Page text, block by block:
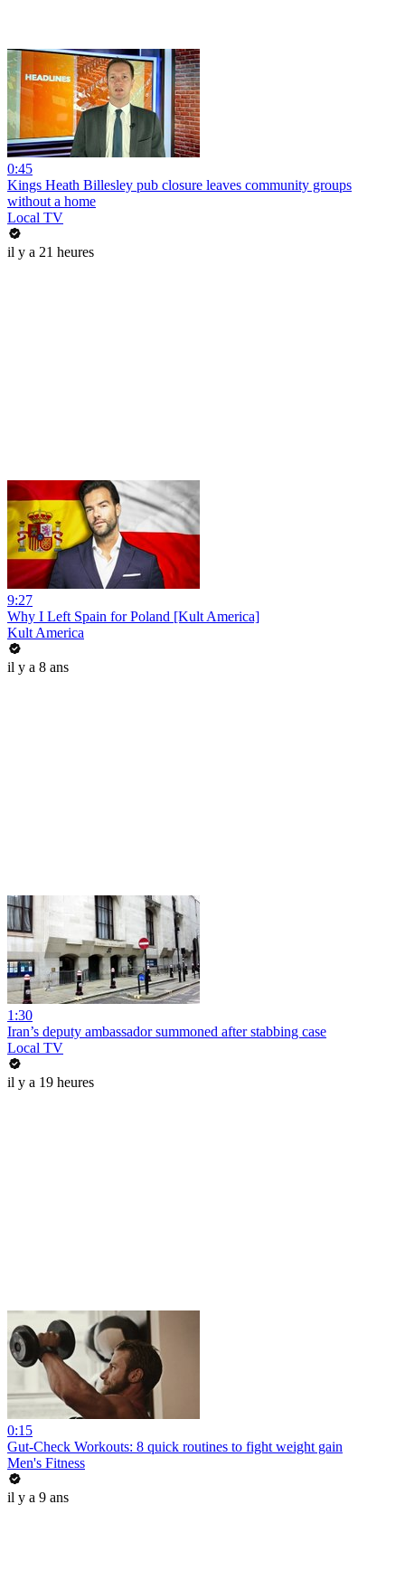
0:45
Kings Heath Billesley pub closure leaves community groups
without a home
Local TV
il y a 21 heures
9:27
Why I Left Spain for Poland [Kult America]
Kult America
il y a 8 ans
1:30
Iran’s deputy ambassador summoned after stabbing case
Local TV
il y a 19 heures
0:15
Gut-Check Workouts: 8 quick routines to fight weight gain
Men's Fitness
il y a 9 ans